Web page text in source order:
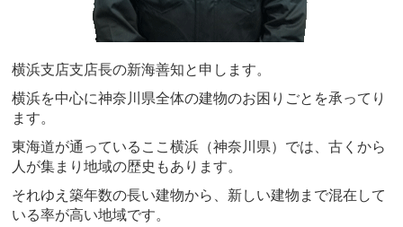
横浜支店支店長の新海善知と申します。
横浜を中心に神奈川県全体の建物のお困りごとを承ってり
ます。
東海道が通っているここ横浜（神奈川県）では、古くから
人が集まり地域の歴史もあります。
それゆえ築年数の長い建物から、新しい建物まで混在して
いる率が高い地域です。